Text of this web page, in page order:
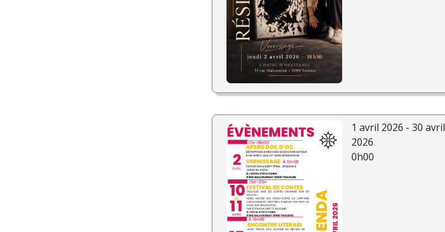
1 avril 2026 - 30 avril
2026
0h00